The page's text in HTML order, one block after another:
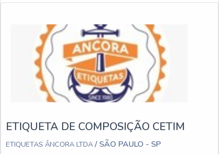
ETIQUETA DE COMPOSIÇÃO CETIM
ETIQUETAS ÂNCORA LTDA / SÃO PAULO - SP